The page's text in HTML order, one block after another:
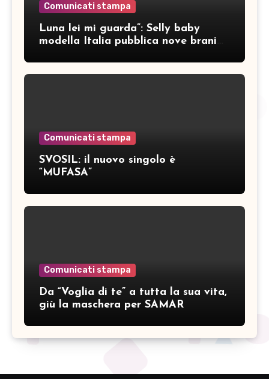
Comunicati stampa
Luna lei mi guarda”: Selly baby
modella Italia pubblica nove brani
Comunicati stampa
SVOSIL: il nuovo singolo è
“MUFASA”
Comunicati stampa
Da “Voglia di te” a tutta la sua vita,
giù la maschera per SAMAR